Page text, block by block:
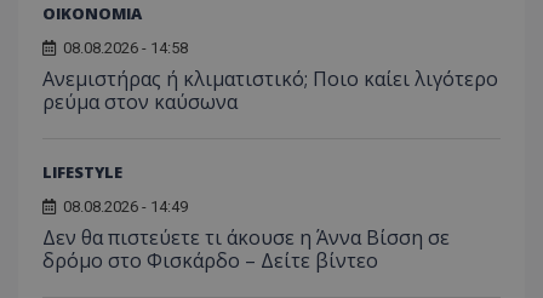
ΟΙΚΟΝΟΜΙΑ
08.08.2026 - 14:58
Ανεμιστήρας ή κλιματιστικό; Ποιο καίει λιγότερο
ρεύμα στον καύσωνα
LIFESTYLE
08.08.2026 - 14:49
Δεν θα πιστεύετε τι άκουσε η Άννα Βίσση σε
δρόμο στο Φισκάρδο – Δείτε βίντεο